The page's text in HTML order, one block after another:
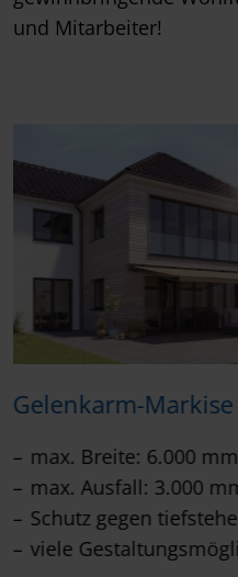
und Mitarbeiter!
Gelenkarm-
max. Breite: 6.000 mm
max. Ausfall: 3.000
Schutz gegen
viele